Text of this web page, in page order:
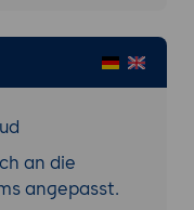
der
an die
angepasst.